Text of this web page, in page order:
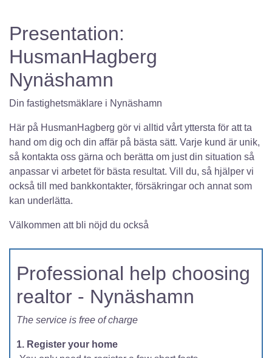
Presentation:
HusmanHagberg
Nynäshamn
Din fastighetsmäklare i Nynäshamn
Här på HusmanHagberg gör vi alltid vårt yttersta för att ta
hand om dig och din affär på bästa sätt. Varje kund är unik,
så kontakta oss gärna och berätta om just din situation så
anpassar vi arbetet för bästa resultat. Vill du, så hjälper vi
också till med bankkontakter, försäkringar och annat som
kan underlätta.
Välkommen att bli nöjd du också
Professional help choosing
realtor - Nynäshamn
The service is free of charge
1. Register your home